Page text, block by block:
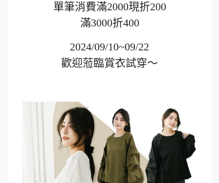
單筆消費滿2000現折200
滿3000折400
2024/09/10~09/22
歡迎蒞臨賞衣試穿～